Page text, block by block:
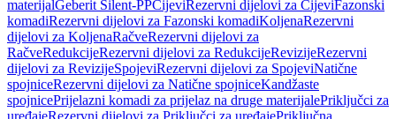
materijalGeberit Silent-PPCijeviRezervni dijelovi za CijeviFazonski
komadiRezervni dijelovi za Fazonski komadiKoljenaRezervni
dijelovi za KoljenaRačveRezervni dijelovi za
RačveRedukcijeRezervni dijelovi za RedukcijeRevizijeRezervni
dijelovi za RevizijeSpojeviRezervni dijelovi za SpojeviNatične
spojniceRezervni dijelovi za Natične spojniceKandžaste
spojnicePrijelazni komadi za prijelaz na druge materijalePriključci za
uređajeRezervni dijelovi za Priključci za uređajePriključna